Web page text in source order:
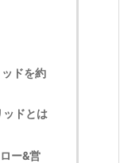
ドを約
ッドとは
ー&営